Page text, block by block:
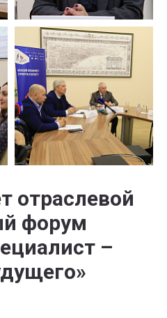
отраслевой
форум
–